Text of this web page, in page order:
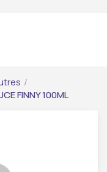
/
FINNY 100ML